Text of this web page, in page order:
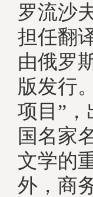
罗流沙
担任翻
由俄罗
版发行
项目”
国名家
文学的
外，商